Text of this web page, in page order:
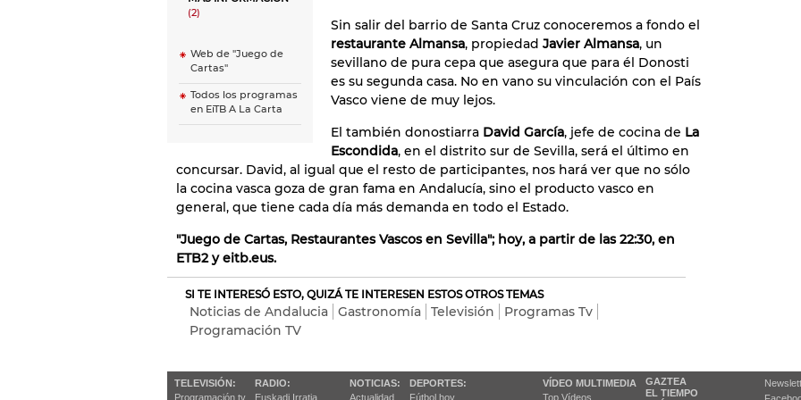
(2)
Web de ''Juego de
Cartas''
Todos los programas
en EiTB A La Carta
Sin salir del barrio de Santa Cruz conoceremos a fondo el
restaurante Almansa, propiedad Javier Almansa, un
sevillano de pura cepa que asegura que para él Donosti
es su segunda casa. No en vano su vinculación con el País
Vasco viene de muy lejos.
El también donostiarra David García, jefe de cocina de La
Escondida, en el distrito sur de Sevilla, será el último en
concursar. David, al igual que el resto de participantes, nos hará ver que no sólo
la cocina vasca goza de gran fama en Andalucía, sino el producto vasco en
general, que tiene cada día más demanda en todo el Estado.
"Juego de Cartas, Restaurantes Vascos en Sevilla"; hoy, a partir de las 22:30, en
ETB2 y eitb.eus.
SI TE INTERESÓ ESTO, QUIZÁ TE INTERESEN ESTOS OTROS TEMAS
Noticias de Andalucia Gastronomía Televisión
Programas Tv
Programación TV
TELEVISIÓN:
Programación tv
RADIO:
Euskadi Irratia
NOTICIAS:
Actualidad
DEPORTES:
Fútbol hoy
VÍDEO MULTIMEDIA
Top Vídeos
GAZTEA
EL TIEMPO